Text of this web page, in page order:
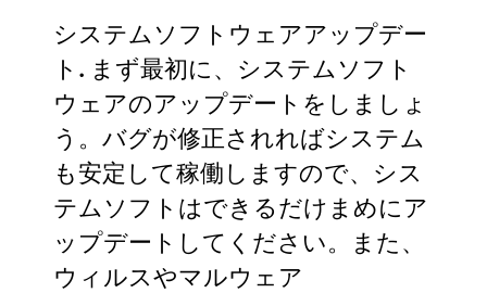
システムソフトウェアアップデー
ト. まず最初に、システムソフト
ウェアのアップデートをしましょ
う。バグが修正されればシステム
も安定して稼働しますので、シス
テムソフトはできるだけまめにア
ップデートしてください。また、
ウィルスやマルウェア